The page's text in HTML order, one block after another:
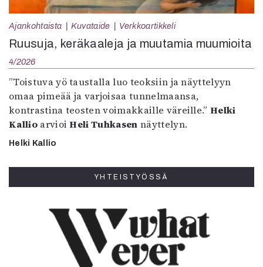
Ajankohtaista Kuvataide Verkkoartikkeli
Ruusuja, keräkaaleja ja muutamia muumioita
4/2026
”Toistuva yö taustalla luo teoksiin ja näyttelyyn
omaa pimeää ja varjoisaa tunnelmaansa,
kontrastina teosten voimakkaille väreille.”Helki
KallioarvioiHeli Tuhkasen näyttelyn.
Helki Kallio
YHTEISTYÖSSÄ